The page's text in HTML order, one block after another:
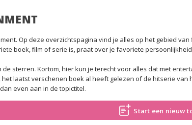
Op deze overzichtspagina vind je alles op het gebied
boek, film of serie is, praat over je favoriete
sterren. Kortom, hier kun je terecht voor alles dat met
laatst verschenen boek al heeft gelezen of de hitserie
even aan in de topictitel.
Start een nieuw